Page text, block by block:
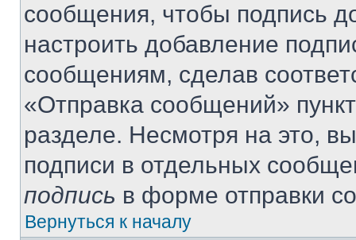
сообщения, чтобы подпись
настроить добавление
сообщениям, сделав
«Отправка сообщений»
разделе. Несмотря на это,
подписи в отдельных
подпись в форме отправки
Вернуться к началу